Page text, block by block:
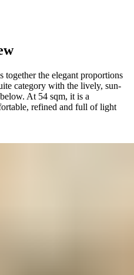
the elegant proportions
category with the lively, sun-
At 54 sqm, it is a
refined and full of light